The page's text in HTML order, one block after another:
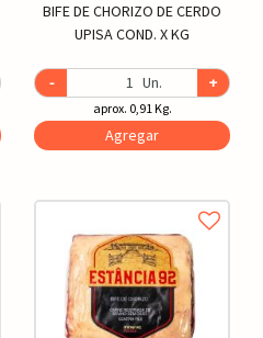
BIFE DE CHORIZO DE CERDO
UPISA COND. X KG
- Un. +
aprox. 0,91 Kg.
Agregar